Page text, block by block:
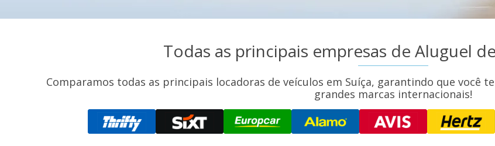
Todas as principais empresas de Aluguel
Comparamos todas as principais locadoras de veículos em Suíça, garantindo que você
grandes marcas internacionais!